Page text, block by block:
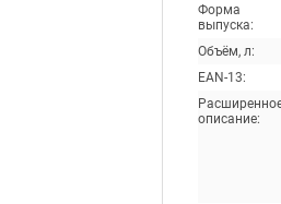
Форма
выпуска:
Объём, л:
EAN-13:
описание: